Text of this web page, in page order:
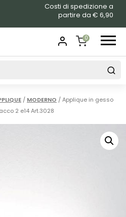
Costi di spedizione a
partire da € 6,90
0
SHOPPING
/ MODERNO / Applique in gesso
2 e14 Art.3028